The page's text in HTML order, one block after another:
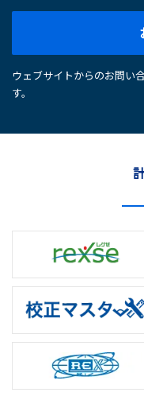
ウェブサイトからのお問い
す。